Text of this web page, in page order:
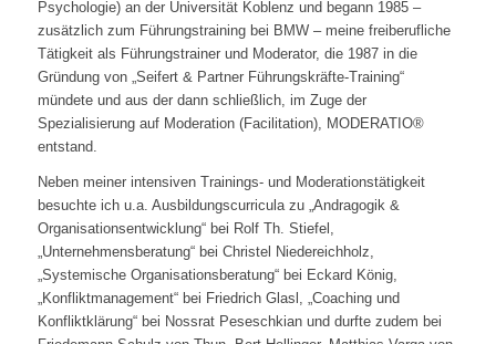
Psychologie) an der Universität Koblenz und begann 1985 –
zusätzlich zum Führungstraining bei BMW – meine freiberufliche
Tätigkeit als Führungstrainer und Moderator, die 1987 in die
Gründung von „Seifert & Partner Führungskräfte-Training“
mündete und aus der dann schließlich, im Zuge der
Spezialisierung auf Moderation (Facilitation), MODERATIO®
entstand.
Neben meiner intensiven Trainings- und Moderationstätigkeit
besuchte ich u.a. Ausbildungscurricula zu „Andragogik &
Organisationsentwicklung“ bei Rolf Th. Stiefel,
„Unternehmensberatung“ bei Christel Niedereichholz,
„Systemische Organisationsberatung“ bei Eckard König,
„Konfliktmanagement“ bei Friedrich Glasl, „Coaching und
Konfliktklärung“ bei Nossrat Peseschkian und durfte zudem bei